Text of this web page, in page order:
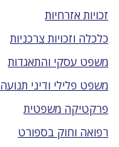
זכויות אזרחיות
כלכלה וזכויות צרכניות
משפט עסקי והתאגדות
משפט פלילי ודיני תנועה
פרקטיקה משפטית
רפואה וחוק בספורט